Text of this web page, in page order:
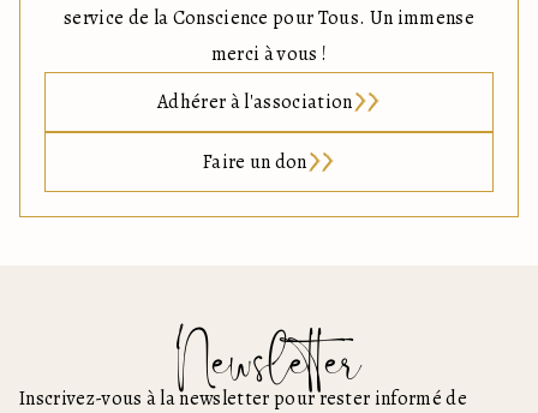
service de la Conscience pour Tous. Un immense
merci à vous !
Adhérer à l'association
Faire un don
Newsletter
Inscrivez-vous à la newsletter pour rester informé de